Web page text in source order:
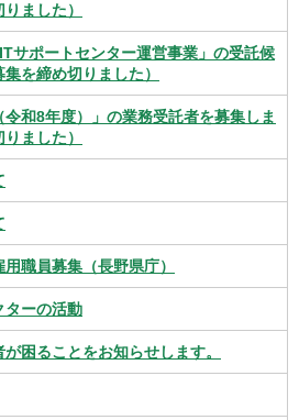
ました）
サポートセンター運営事業」の受託候
を締め切りました）
令和8年度）」の業務受託者を募集しま
ました）
職員募集（長野県庁）
ターの活動
困ることをお知らせします。